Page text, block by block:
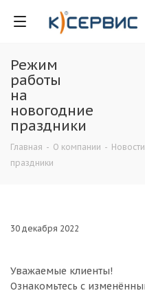
Режим
работы
на
новогодние
праздники
Главная - О компании - Новости
праздники
30 декабря 2022
Уважаемые клиенты!
Ознакомьтесь с